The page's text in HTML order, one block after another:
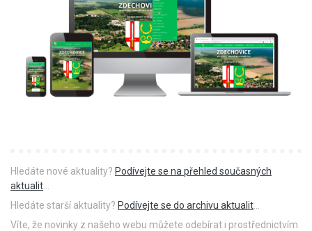
Hledáte nové aktuality? Podívejte se na přehled současných
aktualit
Hledáte starší aktuality? Podívejte se do archivu aktualit
Víte, že novinky z našeho webu můžete odebírat i prostřednictvím